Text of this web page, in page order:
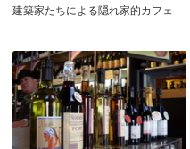
建築家たちによる隠れ家的カフェ